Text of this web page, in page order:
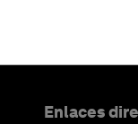
Enlaces